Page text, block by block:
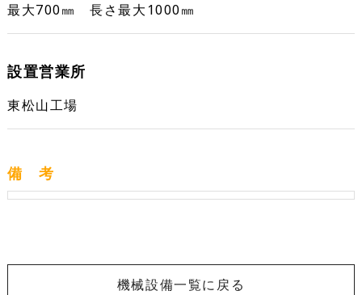
最大700㎜ 長さ最大1000㎜
設置営業所
東松山工場
備 考
機械設備一覧に戻る